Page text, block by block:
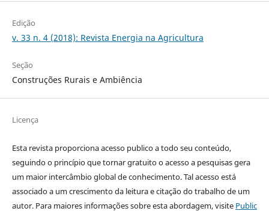
Edição
v. 33 n. 4 (2018): Revista Energia na Agricultura
Seção
Construções Rurais e Ambiência
Licença
Esta revista proporciona acesso publico a todo seu conteúdo,
seguindo o princípio que tornar gratuito o acesso a pesquisas gera
um maior intercâmbio global de conhecimento. Tal acesso está
associado a um crescimento da leitura e citação do trabalho de um
autor. Para maiores informações sobre esta abordagem, visite Public